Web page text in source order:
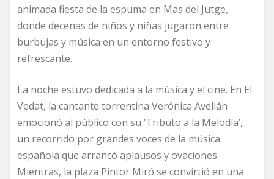
animada fiesta de la espuma en Mas del Jutge,
donde decenas de niños y niñas jugaron entre
burbujas y música en un entorno festivo y
refrescante.
La noche estuvo dedicada a la música y el cine. En El
Vedat, la cantante torrentina Verónica Avellán
emocionó al público con su ‘Tributo a la Melodía’,
un recorrido por grandes voces de la música
española que arrancó aplausos y ovaciones.
Mientras, la plaza Pintor Miró se convirtió en una